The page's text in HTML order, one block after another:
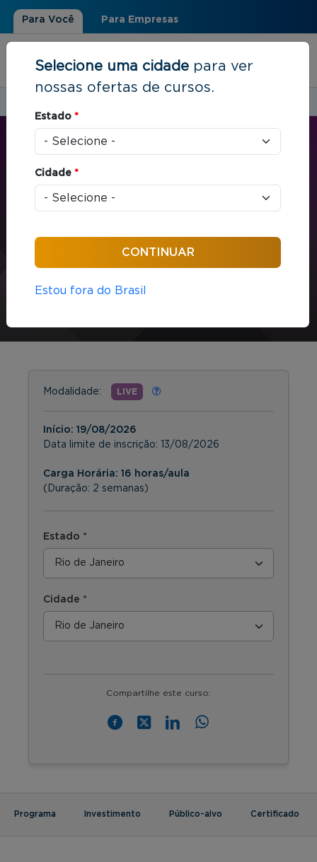
Para Você Para Empresas
Você está aqui
Direito Reforma Tributária
CURTA E MÉDIA DURAÇÃO
Modalidade: LIVE
Início: 19/08/2026
Data limite de inscrição: 13/08/2026
Carga Horária: 16 horas/aula
(Duração: 2 semanas)
Estado *
Cidade *
Compartilhe este curso:
Programa Investimento Público-alvo Certificado
Selecione uma cidade para ver
nossas ofertas de cursos.
Estado *
Cidade *
Estou fora do Brasil